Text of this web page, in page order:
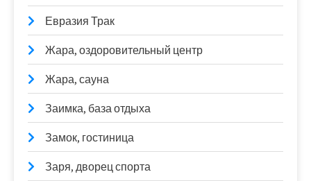
Евразия Трак
Жара, оздоровительный центр
Жара, сауна
Заимка, база отдыха
Замок, гостиница
Заря, дворец спорта